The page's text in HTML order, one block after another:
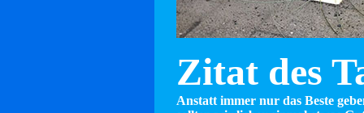
Zitat des
Anstatt immer nur das Beste